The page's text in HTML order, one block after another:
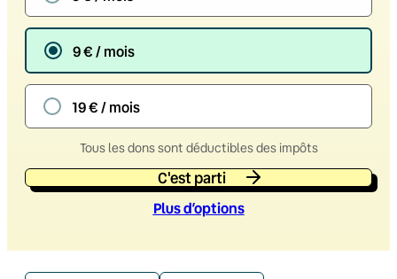
9 € / mois
19 € / mois
Tous les dons sont déductibles des impôts
C'est parti
Plus d’options